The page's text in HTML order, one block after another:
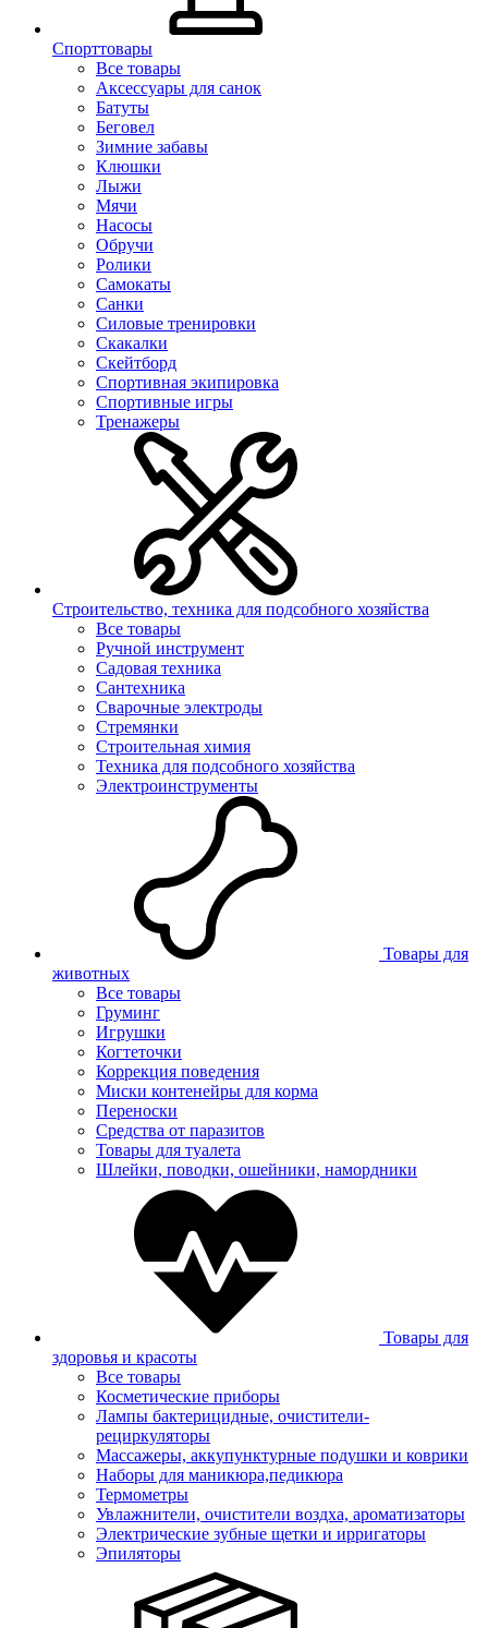
Спорттовары
Все товары
Аксессуары для санок
Батуты
Беговел
Зимние забавы
Клюшки
Лыжи
Мячи
Насосы
Обручи
Ролики
Самокаты
Санки
Силовые тренировки
Скакалки
Скейтборд
Спортивная экипировка
Спортивные игры
Тренажеры
Строительство, техника для подсобного хозяйства
Все товары
Ручной инструмент
Садовая техника
Сантехника
Сварочные электроды
Стремянки
Строительная химия
Техника для подсобного хозяйства
Электроинструменты
Товары для
животных
Все товары
Груминг
Игрушки
Когтеточки
Коррекция поведения
Миски контенейры для корма
Переноски
Средства от паразитов
Товары для туалета
Шлейки, поводки, ошейники, намордники
Товары для
здоровья и красоты
Все товары
Косметические приборы
Лампы бактерицидные, очистители-
рециркуляторы
Массажеры, аккупунктурные подушки и коврики
Наборы для маникюра,педикюра
Термометры
Увлажнители, очистители воздха, ароматизаторы
Электрические зубные щетки и ирригаторы
Эпиляторы